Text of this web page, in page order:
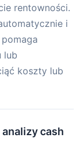
rentowności.
i
lub
koszty lub
cash